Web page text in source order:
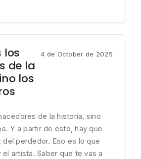
los
de la
los
4 de October de 2025
de la historia, sino
Y a partir de esto, hay que
del perdedor. Eso es lo que
artista. Saber que te vas a